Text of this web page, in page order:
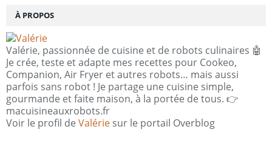
À PROPOS
Valérie, passionnée de cuisine et de robots culinaires 🤖
Je crée, teste et adapte mes recettes pour Cookeo,
Companion, Air Fryer et autres robots… mais aussi
parfois sans robot ! Je partage une cuisine simple,
gourmande et faite maison, à la portée de tous. 👉
macuisineauxrobots.fr
Voir le profil de Valérie sur le portail Overblog